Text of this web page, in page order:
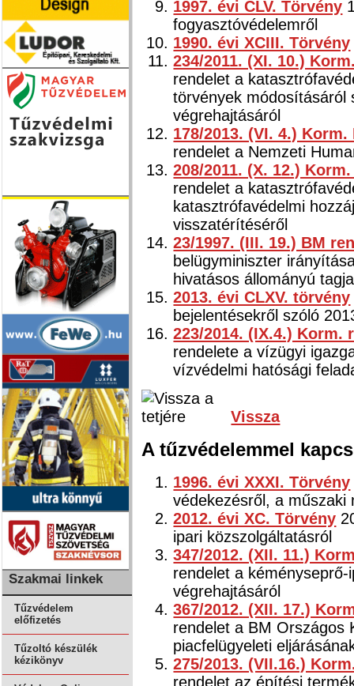
Szakmai linkek
Tűzvédelem
előfizetés
Tűzoltó készülék
kézikönyv
1997. évi CLV. Törvény
fogyasztóvédelemről
1990. évi XCIII. Törvény
234/2011. (XI. 10.)
rendelet a
törvények módosításáról
végrehajtásáról
178/2013. (VI. 4.) Korm.
rendelet a Nemzeti
208/2011. (X. 12.)
rendelet a
katasztrófavédelmi
visszatérítéséről
23/1997. (III. 19.) BM
belügyminiszter
hivatásos állományú
2013. évi CLXV. törvény
bejelentésekről szóló
223/2014. (IX.4.) Korm.
rendelete a vízügyi
vízvédelmi hatósági
Vissza
A tűzvédelemmel
1996. évi XXXI. Törvény
védekezésről, a műszaki
2012. évi XC. Törvény
ipari közszolgáltatásról
347/2012. (XII. 11.)
rendelet a
végrehajtásáról
367/2012. (XII. 17.)
rendelet a BM Országos
piacfelügyeleti
275/2013. (VII.16.)
rendelet az építési